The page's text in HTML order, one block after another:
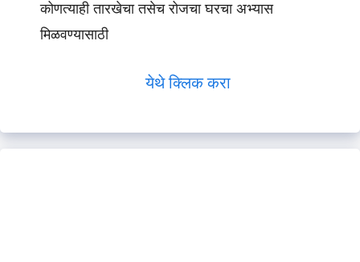
कोणत्याही तारखेचा तसेच रोजचा घरचा अभ्यास
मिळवण्यासाठी
येथे क्लिक करा